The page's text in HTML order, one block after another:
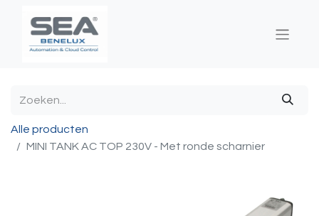
Alle producten
MINI TANK AC TOP 230V - Met ronde scharnier